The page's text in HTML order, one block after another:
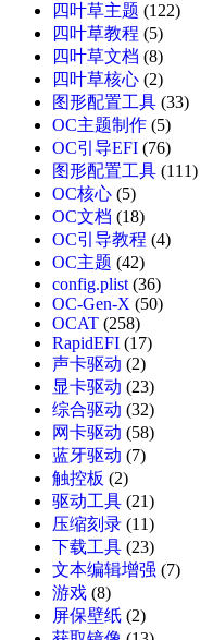
四叶草主题 (122)
四叶草教程 (5)
四叶草文档 (8)
四叶草核心 (2)
图形配置工具 (33)
OC主题制作 (5)
OC引导EFI (76)
图形配置工具 (111)
OC核心 (5)
OC文档 (18)
OC引导教程 (4)
OC主题 (42)
config.plist(36)
OC-Gen-X (50)
OCAT (258)
RapidEFI (17)
声卡驱动 (2)
显卡驱动 (23)
综合驱动 (32)
网卡驱动 (58)
蓝牙驱动 (7)
触控板 (2)
驱动工具 (21)
压缩刻录 (11)
下载工具 (23)
文本编辑增强 (7)
游戏 (8)
屏保壁纸 (2)